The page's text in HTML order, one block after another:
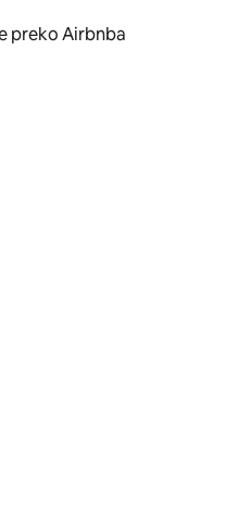
preko Airbnba